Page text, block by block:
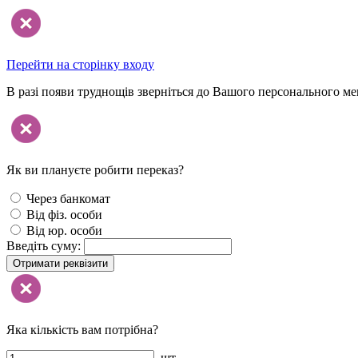
Перейти на сторінку входу
В разі появи труднощів зверніться до Вашого персонального
Як ви плануєте робити переказ?
Через банкомат
Від фіз. особи
Від юр. особи
Введіть суму:
Отримати реквізити
Яка кількість вам потрібна?